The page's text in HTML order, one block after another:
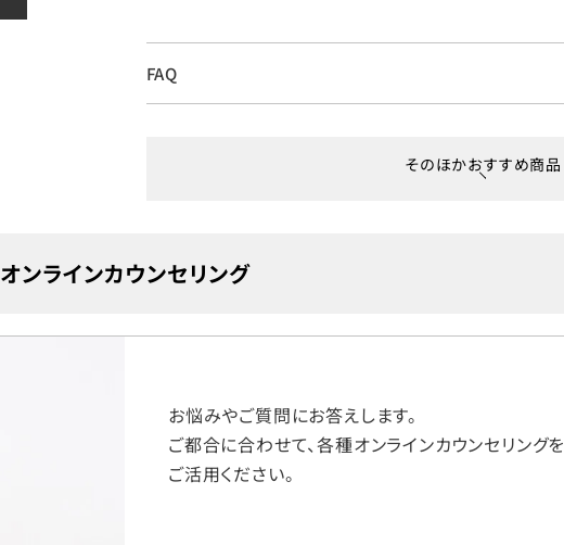
FAQ
そのほかおすすめ商品
オンラインカウンセリング
お悩みやご質問にお答えします。
ご都合に合わせて、各種オンラインカウンセリングを
ご活用ください。